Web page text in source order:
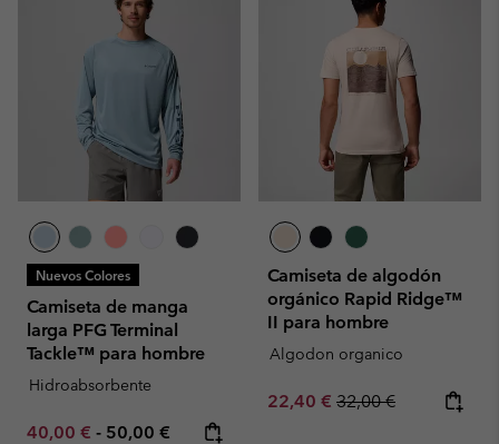
Nuevos Colores
Camiseta de manga
larga PFG Terminal
Tackle™ para hombre
Hidroabsorbente
Minimum sale price:
40,00 € - Maximum price:
50,00 €
Camiseta de algodón
orgánico Rapid Ridge™
II para hombre
Algodon organico
Sale price:
22,40 € Regular price:
32,00 €